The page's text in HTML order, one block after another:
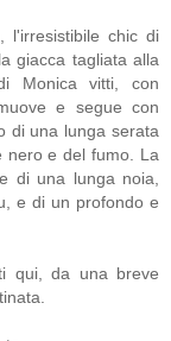
l'irresistibile chic di
giacca tagliata alla
Monica vitti, con
e segue con
di una lunga serata
nero e del fumo. La
di una lunga noia,
e di un profondo e
qui, da una breve